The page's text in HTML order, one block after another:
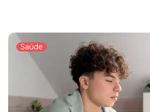
Saúde